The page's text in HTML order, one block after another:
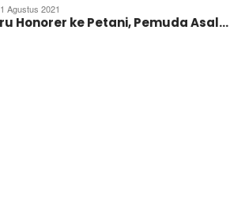
1 Agustus 2021
Honorer ke Petani, Pemuda Asal…